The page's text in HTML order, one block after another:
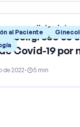
al Paciente
peligroso es
Covid-19 por
de 2022· 5 min